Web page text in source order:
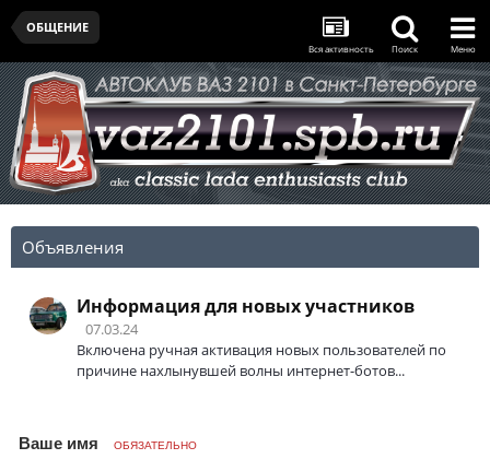
ОБЩЕНИЕ
Вся активность Поиск Меню
Объявления
Информация для новых участников
07.03.24
Включена ручная активация новых пользователей по
причине нахлынувшей волны интернет-ботов...
Ваше имя ОБЯЗАТЕЛЬНО